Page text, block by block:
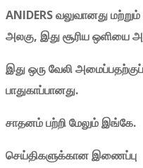
ANIDERSவலுவானதுமற்றும்
அலகு, இதுசூரியஒளியை
இதுஒருவேலிஅமைப்பதற்குப்
பாதுகாப்பானது.
சாதனம்பற்றிமேலும்இங்கே.
செய்திகளுக்கானஇணைப்பு